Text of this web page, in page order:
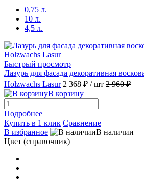
Rubinrot Pullex Platin
Silber Pullex Silverwood
Sipo 50421 Pullex 3in1 Lasur
Sipo 50421 Pullex High-Tech
Sipo 50421 Pullex Objekt-Lasur
0,75 л.
10 л.
4,5 л.
Быстрый просмотр
Лазурь для фасада декоративная
Holzwachs Lasur 2 368 ₽ / шт 2 960 ₽
В корзину
Подробнее
Купить в 1 клик Сравнение
В избранное
В наличии
Цвет (справочник)